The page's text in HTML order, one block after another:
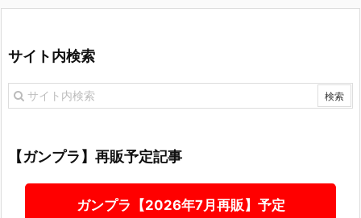
サイト内検索
【ガンプラ】再販予定記事
ガンプラ【2026年7月再販】予定